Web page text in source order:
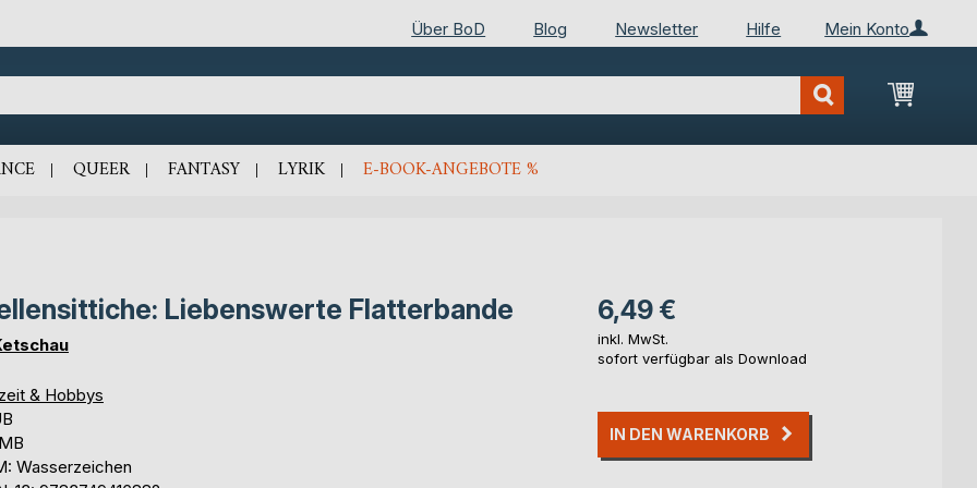
Mein Konto
Über BoD Blog Newsletter Hilfe
Mein
QUEER FANTASY LYRIK E-BOOK-ANGEBOTE %
Liebenswerte Flatterbande
& Hobbys
Wasserzeichen
6,49 €
inkl. MwSt.
sofort verfügbar als Download
IN DEN WARENKORB